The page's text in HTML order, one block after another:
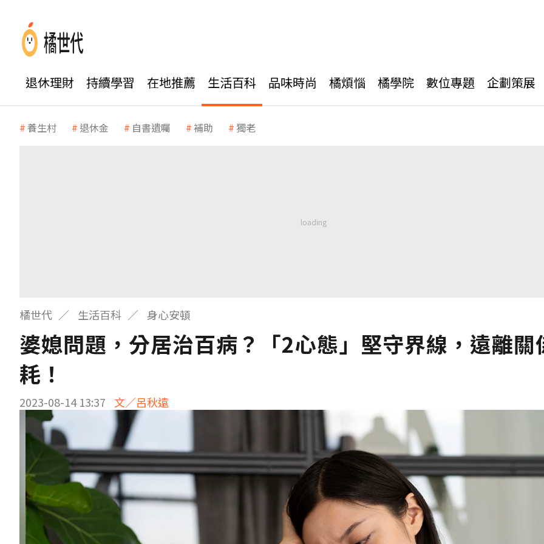
退休理財 持續學習 在地推薦 生活百科 品味時尚 橘煩惱 橘學院 數位專題 企劃策展
養生村 退休金 自書遺囑 補助 獨老
橘世代 生活百科 身心安頓
婆媳問題，分居治百病？「2心態」堅守界線，遠離關
耗！
2023-08-14 13:37 文／呂秋遠